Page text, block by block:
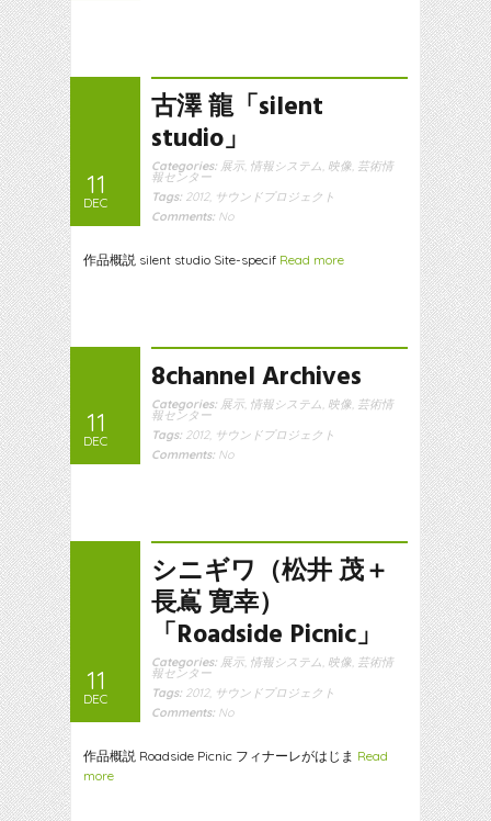
11
DEC
古澤 龍「silent
studio」
Categories: 展示 情報システム 映像 芸術情
報センター
Tags: 2012, サウンドプロジェクト
Comments: No
作品概説 silent studio Site-specif Read more
11
DEC
8channel Archives
Categories: 展示 情報システム 映像 芸術情
報センター
Tags: 2012, サウンドプロジェクト
Comments: No
11
DEC
シニギワ（松井 茂＋
長嶌 寛幸）
「Roadside Picnic」
Categories: 展示 情報システム 映像 芸術情
報センター
Tags: 2012, サウンドプロジェクト
Comments: No
作品概説 Roadside Picnic フィナーレがはじま Read
more